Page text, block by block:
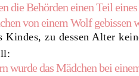
die Behörden einen Teil
von einem Wolf
zu dessen Alter
wurde das Mädchen bei